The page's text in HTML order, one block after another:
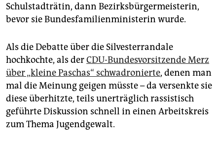
Schulstadträtin, dann Bezirksbürgermeisterin,
bevor sie Bundesfamilienministerin wurde.
Als die Debatte über die Silvesterrandale
hochkochte, als derCDU-Bundesvorsitzende Merz
über „kleine Paschas“ schwadronierte, denen man
mal die Meinung geigen müsste – da versenkte sie
diese überhitzte, teils unerträglich rassistisch
geführte Diskussion schnell in einen Arbeitskreis
zum Thema Jugendgewalt.